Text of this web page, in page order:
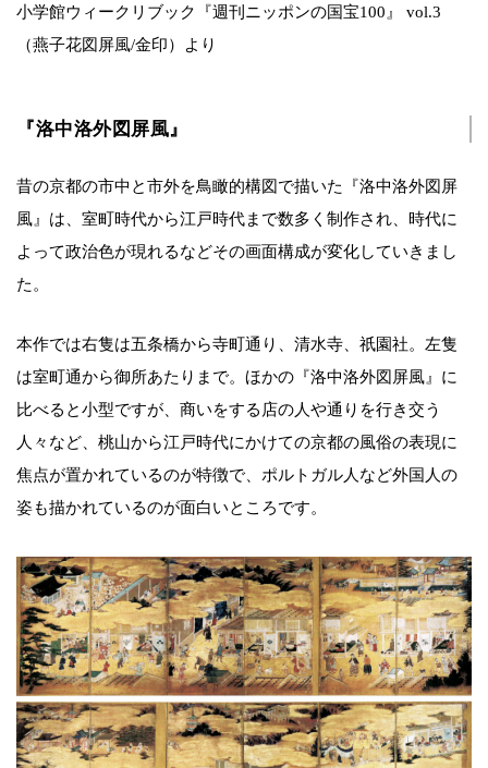
小学館ウィークリブック『週刊ニッポンの国宝100』 vol.3
（燕子花図屏風/金印）より
『洛中洛外図屏風』
昔の京都の市中と市外を鳥瞰的構図で描いた『洛中洛外図屏
風』は、室町時代から江戸時代まで数多く制作され、時代に
よって政治色が現れるなどその画面構成が変化していきまし
た。
本作では右隻は五条橋から寺町通り、清水寺、祇園社。左隻
は室町通から御所あたりまで。ほかの『洛中洛外図屏風』に
比べると小型ですが、商いをする店の人や通りを行き交う
人々など、桃山から江戸時代にかけての京都の風俗の表現に
焦点が置かれているのが特徴で、ポルトガル人など外国人の
姿も描かれているのが面白いところです。